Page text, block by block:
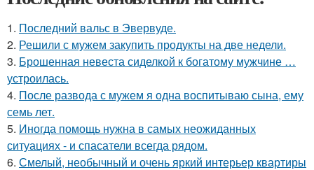
1. Последний вальс в Эвервуде.
2. Решили с мужем закупить продукты на две недели.
3. Брошенная невеста сиделкой к богатому мужчине …
устроилась.
4. После развода с мужем я одна воспитываю сына, ему
семь лет.
5. Иногда помощь нужна в самых неожиданных
ситуациях - и спасатели всегда рядом.
6. Смелый, необычный и очень яркий интерьер квартиры